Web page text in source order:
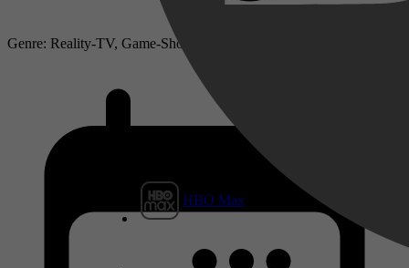
HBO Max
Genre: Reality-TV, Game-Show